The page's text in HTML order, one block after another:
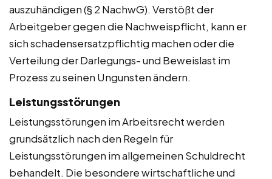
auszuhändigen (§ 2 NachwG). Verstößt der
Arbeitgeber gegen die Nachweispflicht, kann er
sich schadensersatzpflichtig machen oder die
Verteilung der Darlegungs- und Beweislast im
Prozess zu seinen Ungunsten ändern.
Leistungsstörungen
Leistungsstörungen im Arbeitsrecht werden
grundsätzlich nach den Regeln für
Leistungsstörungen im allgemeinen Schuldrecht
behandelt. Die besondere wirtschaftliche und